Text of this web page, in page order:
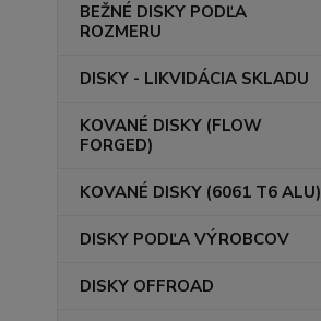
BEŽNÉ DISKY PODĽA
ROZMERU
DISKY - LIKVIDÁCIA SKLADU
KOVANÉ DISKY (FLOW
FORGED)
KOVANÉ DISKY (6061 T6 ALU)
DISKY PODĽA VÝROBCOV
DISKY OFFROAD